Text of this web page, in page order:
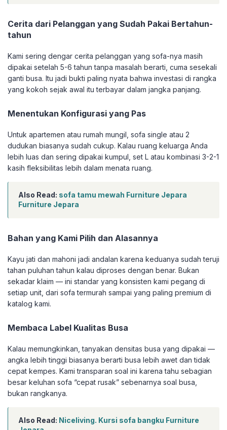
Cerita dari Pelanggan yang Sudah Pakai Bertahun-
tahun
Kami sering dengar cerita pelanggan yang sofa-nya masih
dipakai setelah 5-6 tahun tanpa masalah berarti, cuma sesekali
ganti busa. Itu jadi bukti paling nyata bahwa investasi di rangka
yang kokoh sejak awal itu terbayar dalam jangka panjang.
Menentukan Konfigurasi yang Pas
Untuk apartemen atau rumah mungil, sofa single atau 2
dudukan biasanya sudah cukup. Kalau ruang keluarga Anda
lebih luas dan sering dipakai kumpul, set L atau kombinasi 3-2-1
kasih fleksibilitas lebih dalam menata ruang.
Also Read: sofa tamu mewah Furniture Jepara
Furniture Jepara
Bahan yang Kami Pilih dan Alasannya
Kayu jati dan mahoni jadi andalan karena keduanya sudah teruji
tahan puluhan tahun kalau diproses dengan benar. Bukan
sekadar klaim — ini standar yang konsisten kami pegang di
setiap unit, dari sofa termurah sampai yang paling premium di
katalog kami.
Membaca Label Kualitas Busa
Kalau memungkinkan, tanyakan densitas busa yang dipakai —
angka lebih tinggi biasanya berarti busa lebih awet dan tidak
cepat kempes. Kami transparan soal ini karena tahu sebagian
besar keluhan sofa “cepat rusak” sebenarnya soal busa,
bukan rangkanya.
Also Read: Niceliving. Kursi sofa bangku Furniture